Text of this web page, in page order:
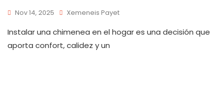
Nov 14, 2025 Xemeneis Payet
Instalar una chimenea en el hogar es una decisión que
aporta confort, calidez y un